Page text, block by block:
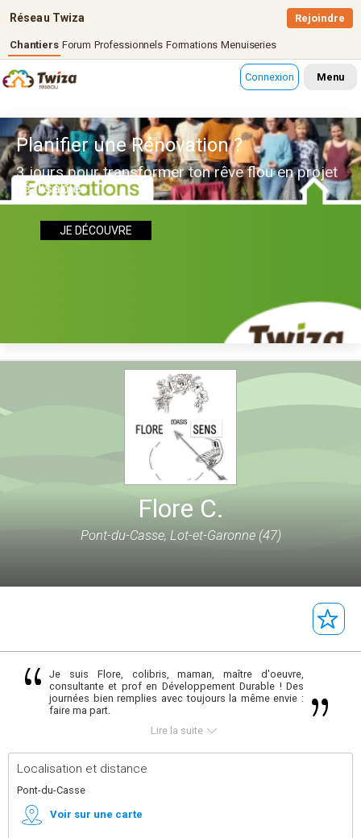
Réseau Twiza
Chantiers Forum Professionnels Formations Menuiseries
Rejoindre
Connexion Menu
Planifier une Rénovation ?
3 jours pour transformer ton rêve flou en projet
réalisable
JE DÉCOUVRE
Flore C.
Pont-du-Casse, Lot-et-Garonne (47)
Je suis Flore, colibris, maman, maître d'oeuvre,
consultante et prof en Développement Durable ! Des
journées bien remplies avec toujours la même envie :
faire ma part.
Lire la suite
Localisation et distance
Pont-du-Casse
Voir sur une carte